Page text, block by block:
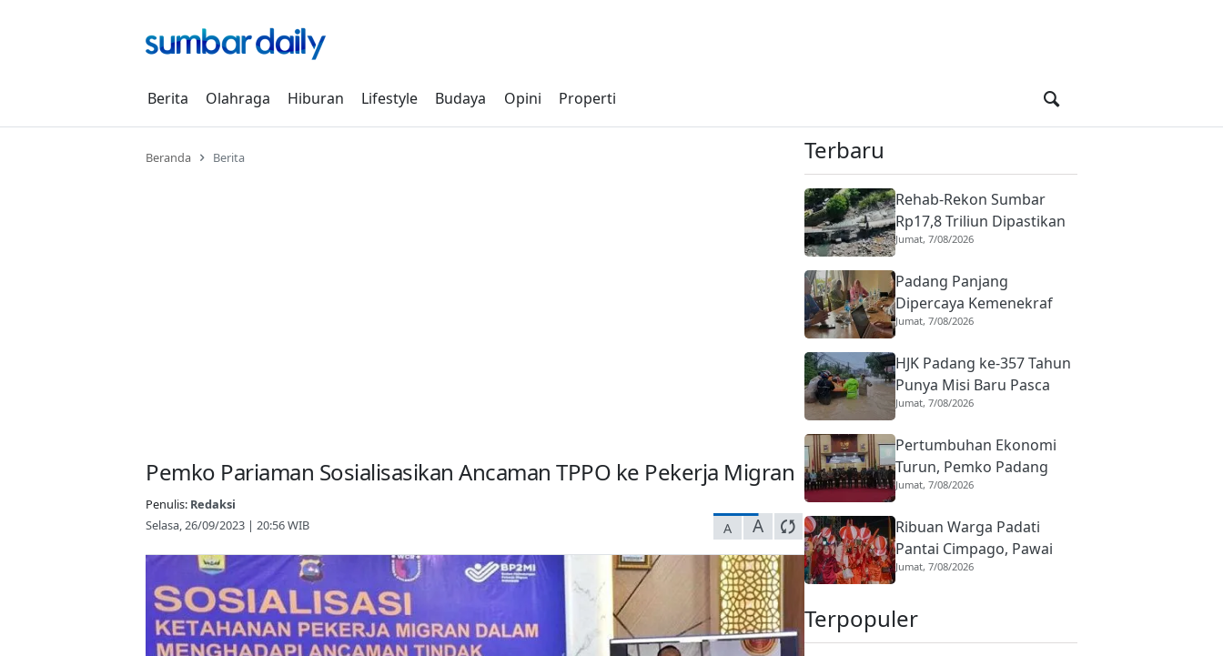
Berita Olahraga Hiburan Lifestyle Budaya Opini Properti
Beranda Berita
Pemko Pariaman Sosialisasikan Ancaman TPPO ke Pekerja Migran
Penulis: Redaksi
Selasa, 26/09/2023 | 20:56 WIB
A A
Terbaru
Rehab-Rekon Sumbar
Rp17,8 Triliun Dipastikan
Berjalan, Komisi V DPR RI
Strategis di Padang
Jumat, 7/08/2026
Padang Panjang
Dipercaya Kemenekraf
Gelar Workshop Fashion,
Lebih Kompetitif
Jumat, 7/08/2026
HJK Padang ke-357 Tahun
Punya Misi Baru Pasca
Banjir, Donasi untuk
Bencana Digencarkan
Jumat, 7/08/2026
Pertumbuhan Ekonomi
Turun, Pemko Padang
Panjang Prioritaskan
di APBD 2026
Jumat, 7/08/2026
Ribuan Warga Padati
Pantai Cimpago, Pawai
Telong-telong HJK Padang
Kekayaan Budaya
Jumat, 7/08/2026
Terpopuler